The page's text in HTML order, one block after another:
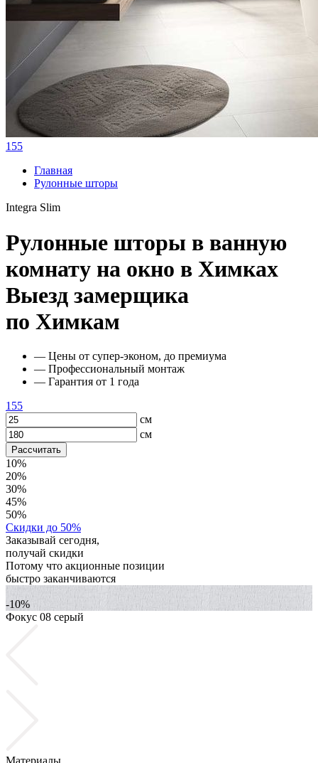
155
Главная
Рулонные шторы
Integra Slim
Рулонные шторы в ванную
комнату на окно в Химках
Выезд замерщика
по Химкам
— Цены от супер-эконом, до премиума
— Профессиональный монтаж
— Гарантия от 1 года
155
см
см
Рассчитать
10%
20%
30%
45%
50%
Скидки до 50%
Заказывай сегодня,
получай скидки
Потому что акционные позиции
быстро заканчиваются
-10%
Фокус 08 серый
Материалы